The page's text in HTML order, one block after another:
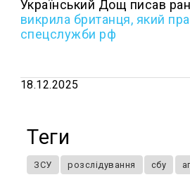
Український Дощ писав
викрила британця, який
спецслужби рф
18.12.2025
Теги
ЗСУ розслідування сбу